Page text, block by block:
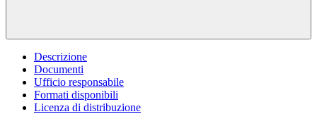
Descrizione
Documenti
Ufficio responsabile
Formati disponibili
Licenza di distribuzione